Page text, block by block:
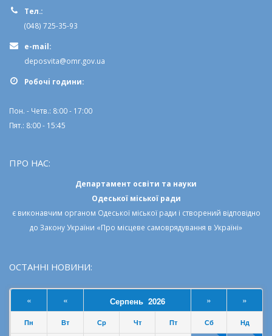
Тел.:
(048) 725-35-93
e-mail:
deposvita@omr.gov.ua
Робочi години:
Пон. - Четв.: 8:00 - 17:00
Пят.: 8:00 - 15:45
ПРО НАС:
Департамент освіти та науки
Одеської міської ради
є виконавчим органом Одеської міської ради і створений відповідно
до Закону України «Про місцеве самоврядування в Україні»
ОСТАННІ НОВИНИ:
« « Серпень 2026 » »
Пн Вт Ср Чт Пт Сб Нд